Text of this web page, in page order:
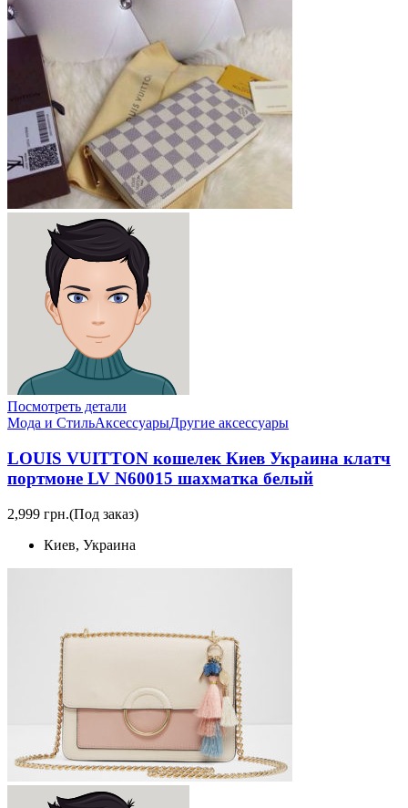
Посмотреть детали
Мода и СтильАксессуарыДругие аксессуары
LOUIS VUITTON кошелек Киев Украина клатч
портмоне LV N60015 шахматка белый
2,999 грн.(Под заказ)
Киев, Украина